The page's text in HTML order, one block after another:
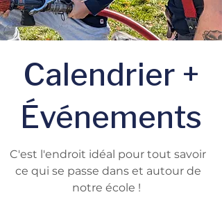
Calendrier +
Événements
C'est l'endroit idéal pour tout savoir
ce qui se passe dans et autour de
notre école !